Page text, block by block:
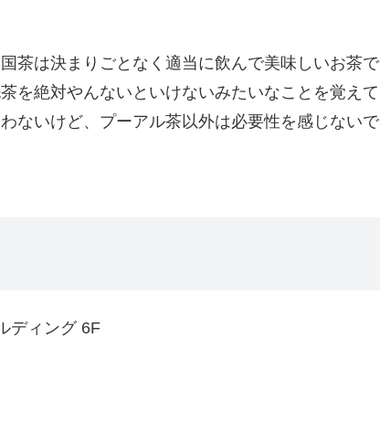
茶は決まりごとなく適当に飲んで美味しいお茶で
を絶対やんないといけないみたいなことを覚えて
ないけど、プーアル茶以外は必要性を感じないで
ディング 6F